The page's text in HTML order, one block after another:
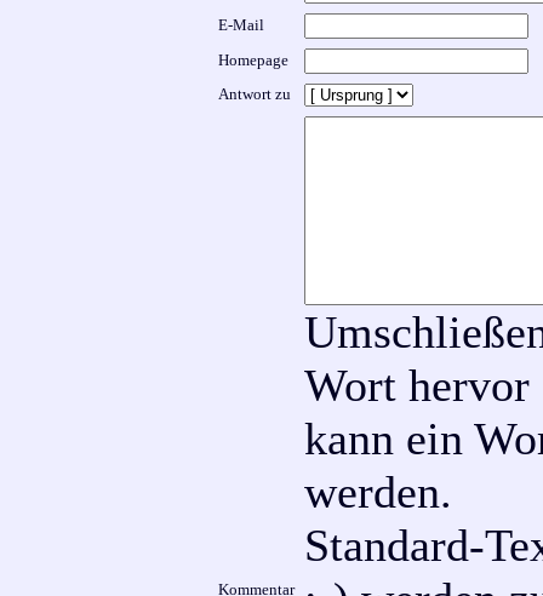
E-Mail
Homepage
Antwort zu
Kommentar
Wort
kann ein
werden.
Standard-